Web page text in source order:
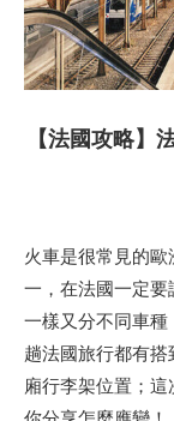
【法國攻略】
火車是很常見的
一，在法國一定要
一樣又分不同車種
趟法國旅行都有
廂行李架位置；